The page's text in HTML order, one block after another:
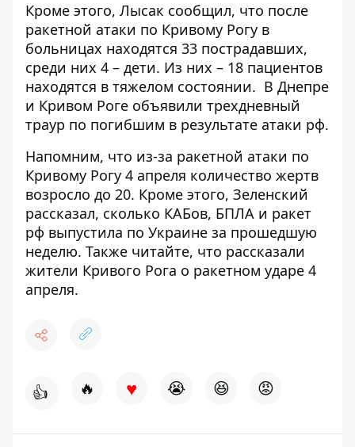
Кроме этого, Лысак сообщил, что после
ракетной атаки по Кривому Рогу в
больницах находятся 33 пострадавших,
среди них 4 – дети. Из них – 18 пациентов
находятся в тяжелом состоянии. В Днепре
и Кривом Роге объявили трехдневный
траур по погибшим в результате атаки рф.
Напомним, что из-за ракетной атаки по
Кривому Рогу 4 апреля количество жертв
возросло до 20. Кроме этого, Зеленский
рассказал, сколько КАБов, БПЛА и ракет
рф выпустила по Украине за прошедшую
неделю. Также читайте, что рассказали
жители Кривого Рога о ракетном ударе 4
апреля.
👍 🔥 ♥ 😭 😆 😡